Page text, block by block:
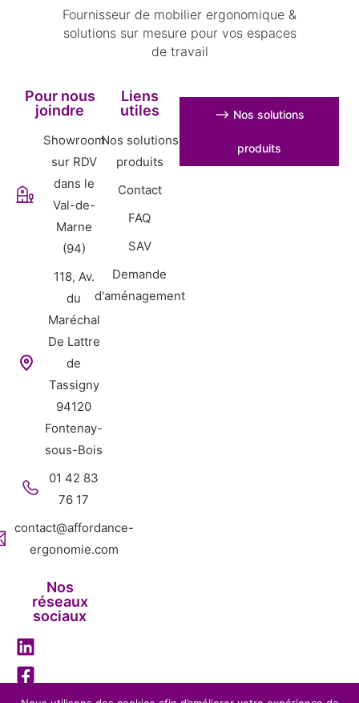
Fournisseur de mobilier ergonomique &
solutions sur mesure pour vos espaces
de travail
Pour nous
joindre
Showroom
sur RDV
dans le
Val-de-
Marne
(94)
118, Av.
du
Maréchal
De Lattre
de
Tassigny
94120
Fontenay-
sous-Bois
01 42 83
76 17
contact@affordance-
ergonomie.com
Nos
réseaux
sociaux
Liens
utiles
Nos solutions
produits
Contact
FAQ
SAV
Demande
d'aménagement
⟶ Nos solutions
produits